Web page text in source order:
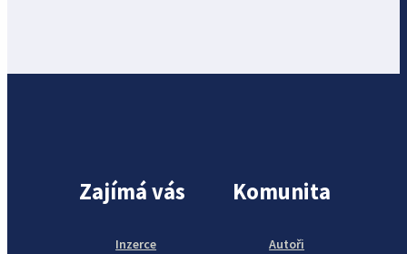
Zajímá vás
Inzerce
Komunita
Autoři